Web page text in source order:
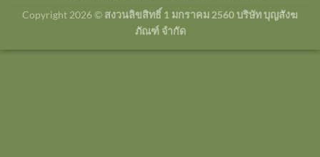
Copyright 2026 © สงวนลิขสิทธิ์ 1 มกราคม 2560 บริษัท บุญสังฆ
ภัณฑ์ จำกัด